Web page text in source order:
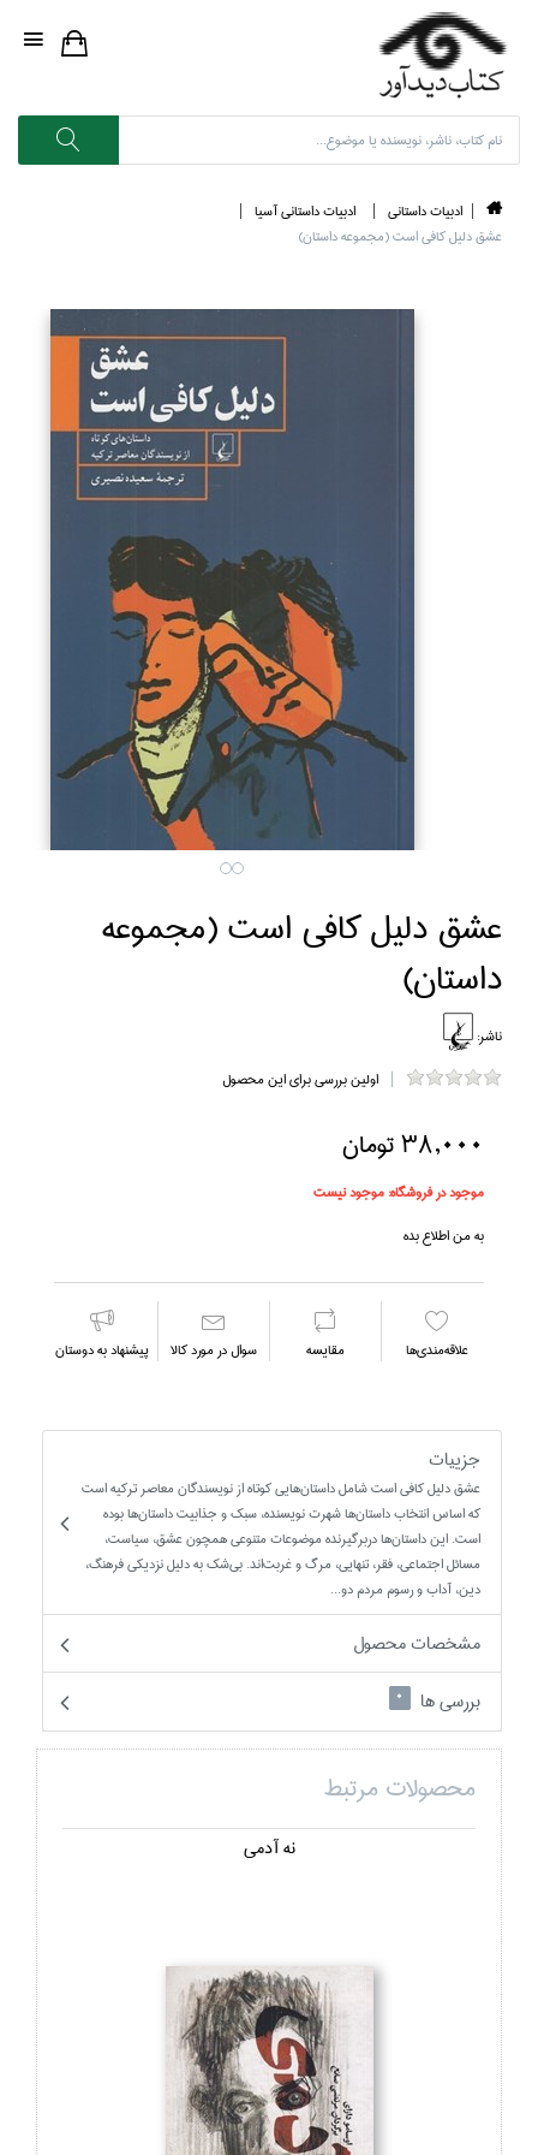
ادبيات داستاني
ادبيات داستاني آسيا
عشق دليل كافي است (مجموعه داستان)
عشق دليل كافي است (مجموعه
داستان)
ناشر:
اولین بررسی برای این محصول
38,000 تومان
موجود در فروشگاه:موجود نیست
به من اطلاع بده
علاقه‌مندي‌ها مقايسه سوال در مورد كالا پیشنهاد به دوستان
جزییات
عشق دليل کافي است شامل داستان‌هايي کوتاه از نويسندگان معاصر ترکيه است
که اساس انتخاب داستان‌ها شهرت نويسنده، سبک و جذابيت داستان‌ها بوده
است. اين داستان‌ها دربرگيرنده موضوعات متنوعي همچون عشق، سياست،
مسائل اجتماعي، فقر، تنهايي، مرگ و غربت‌اند. بي‌شک به دليل نزديکي فرهنگ،
دين، آداب و رسوم مردم دو...
مشخصات محصول
بررسی ها
0
محصولات مرتبط
نه آدمي